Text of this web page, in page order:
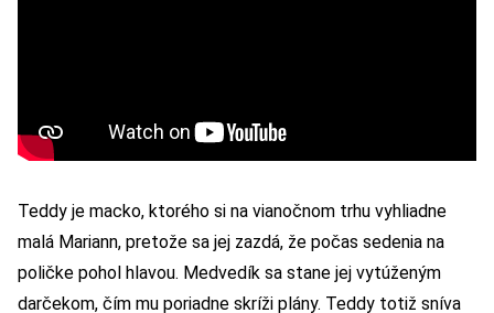
Teddy je macko, ktorého si na vianočnom trhu vyhliadne
malá Mariann, pretože sa jej zazdá, že počas sedenia na
poličke pohol hlavou. Medvedík sa stane jej vytúženým
darčekom, čím mu poriadne skríži plány. Teddy totiž sníva